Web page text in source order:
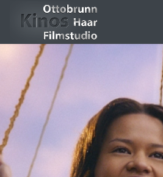
Zum Hauptinhalt springen